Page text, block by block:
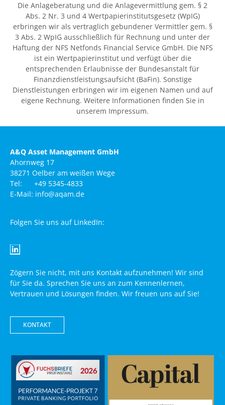
Die Anlageberatung und die Anlagevermittlung gem. § 2
Abs. 2 Nr. 3 und 4 Wertpapierinstitutsgesetz (WpIG)
erbringen wir als vertraglich gebundener Vermittler gem. §
3 Abs. 2 WpIG ausschließlich für Rechnung und unter der
Haftung der NFS Netfonds Financial Service GmbH. Die NFS
ist ein Wertpapierinstitut und verfügt über die
entsprechenden Erlaubnisse der Bundesanstalt für
Finanzdienstleistungsaufsicht (BaFin). Sonstige
Dienstleistungen erbringen wir im eigenen Namen und auf
eigene Rechnung. Weitere Informationen finden Sie in
unserem Impressum.
A&Q Asset Management GmbH
Ahornweg 17
38271 Oelber am weißen Wege
Tel: +49 5345-4833
E-Mail: info@aqam.de
Folgen Sie uns auf LinkedIn:
Zögern Sie nicht, mit uns Kontakt aufzunehmen! Wir sind
für Sie da. Sprechen Sie uns an zum Kennenlernen,
Vertrauen und Lösungen finden. Wir freuen uns auf Sie!
KONTAKT